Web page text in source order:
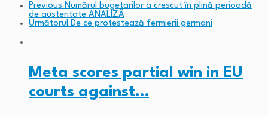
Previous Numărul bugetarilor a crescut în plină perioadă
de austeritate ANALIZĂ
Următorul
De ce protestează fermierii germani
Meta scores partial win in EU
courts against…